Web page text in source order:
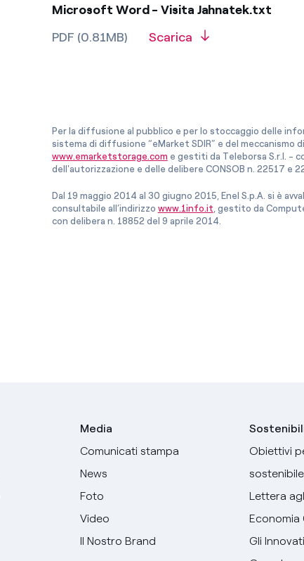
Microsoft Word - Visita Jahnatek.txt
PDF (0.81MB)
Scarica
Per la diffusione al pubblico e per lo stoccaggio delle
sistema di diffusione “eMarket SDIR” e del meccanismo
www.emarketstorage.com e gestiti da Teleborsa S.r.l. -
dell'autorizzazione e delle delibere CONSOB n. 22517 e
Dal 19 maggio 2014 al 30 giugno 2015, Enel S.p.A. si è
consultabile all’indirizzo www.1info.it , gestito da
con delibera n. 18852 del 9 aprile 2014.
Media
Comunicati stampa
News
Foto
Video
Il Nostro Brand
Obiettivi
sostenibile
Lettera
Economia
Gli